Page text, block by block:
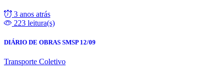
3 anos atrás
223 leitura(s)
DIÁRIO DE OBRAS SMSP 12/09
Transporte Coletivo